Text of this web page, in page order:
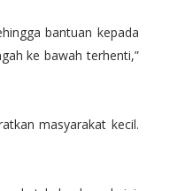
bantuan kepada
ke bawah terhenti,”
masyarakat kecil.